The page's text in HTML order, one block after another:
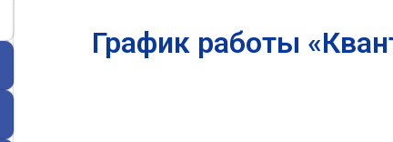
График работы